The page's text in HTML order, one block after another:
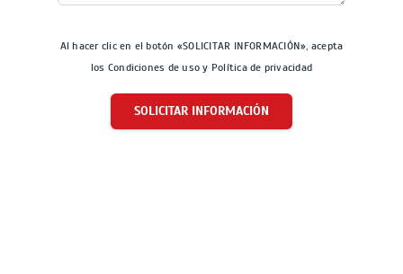
Al hacer clic en el botón «SOLICITAR INFORMACIÓN», acepta
los Condiciones de uso y Política de privacidad
SOLICITAR INFORMACIÓN